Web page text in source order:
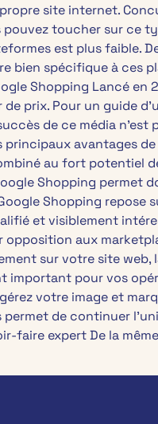
site internet.
pouvez toucher sur ce
est plus faible.
bien spécifique à ces
Shopping Lancé en
prix. Pour un guide
de ce média n’est
principaux avantages de
au fort potentiel
Shopping permet
Shopping repose
et visiblement
aux
sur votre site web,
important pour vos
votre image et
de continuer
faire expert De la